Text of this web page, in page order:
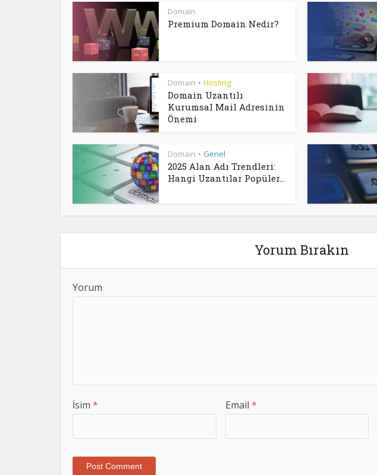
Domain
Premium Domain Nedir?
Domain • Hosting
Domain Uzantılı
Kurumsal Mail Adresinin
Önemi
Domain • Genel
2025 Alan Adı Trendleri:
Hangi Uzantılar Popüler...
Yorum Bırakın
Yorum
İsim * Email *